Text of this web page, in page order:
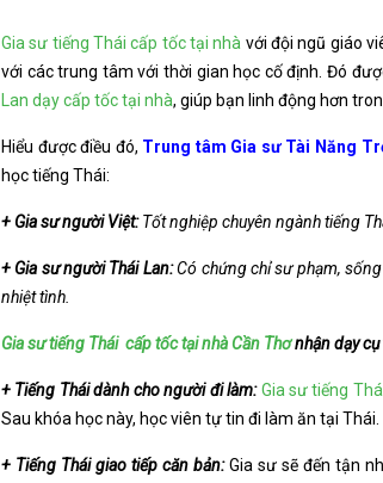
Gia sư tiếng Thái cấp tốc tại nhà với đội ngũ giáo
với các trung tâm với thời gian học cố định. Đó
Lan dạy cấp tốc tại nhà, giúp bạn linh động hơn
Hiểu được điều đó, Trung tâm Gia sư Tài Năng
học tiếng Thái:
+ Gia sư người Việt:Tốt nghiệp chuyên ngành tiếng
+ Gia sư người Thái Lan:Có chứng chỉ sư phạm,
nhiệt tình.
Gia sư tiếng Thái cấp tốc tại nhà Cần Thơnhận dạy cụ
+ Tiếng Thái dành cho người đi làm: Gia sư tiếng
Sau khóa học này, học viên tự tin đi làm ăn tại Thái.
+ Tiếng Thái giao tiếp căn bản:Gia sư sẽ đến tận